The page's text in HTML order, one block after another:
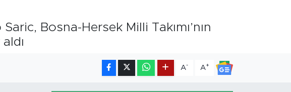
Bosna-Hersek Milli Takımı’nın
A- A+